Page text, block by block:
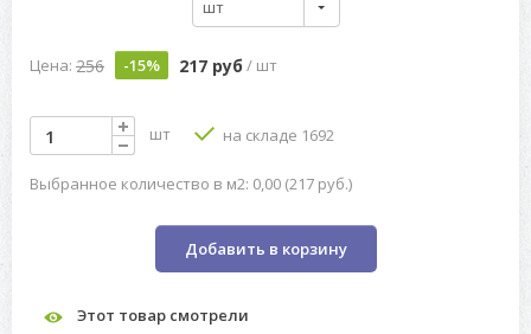
шт
Цена: 256 -15% 217 руб / шт
шт на складе 1692
Выбранное количество в м2: 0,00 (217 руб.)
Добавить в корзину
Этот товар смотрели